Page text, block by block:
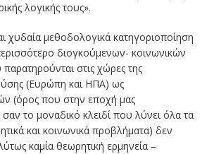
λογικής τους».
χυδαία μεθοδολογικά κατηγοριοποίηση
διογκούμενων- κοινωνικών
στις χώρες της
(Ευρώπη και ΗΠΑ) ως
(όρος που στην εποχή μας
σαν το μοναδικό κλειδί που λύνει όλα τα
και κοινωνικά προβλήματα) δεν
καμία θεωρητική ερμηνεία –